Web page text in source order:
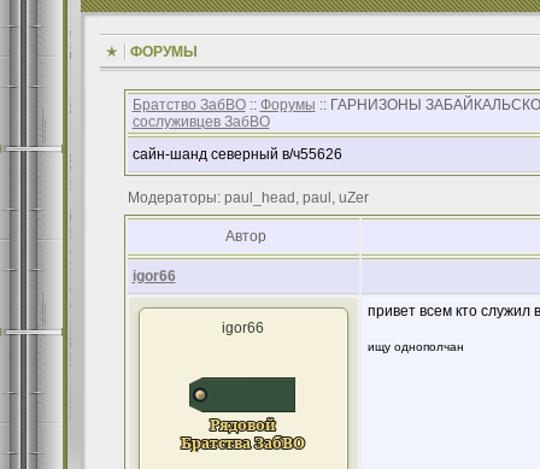
ФОРУМЫ
Братство ЗабВО:: Форумы :: ГАРНИЗОНЫ
сослуживцев ЗабВО
сайн-шанд северный в/ч55626
Модераторы: paul_head, paul, uZer
Автор
igor66
igor66
привет всем кто служил
ищу однополчан